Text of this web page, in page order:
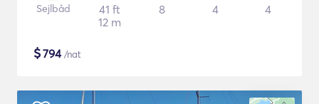
Sejlbåd
41 ft
12 m
8 4 4
$794/nat